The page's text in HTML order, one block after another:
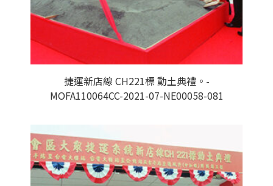
捷運新店線 CH221標 動土典禮。-
MOFA110064CC-2021-07-NE00058-081